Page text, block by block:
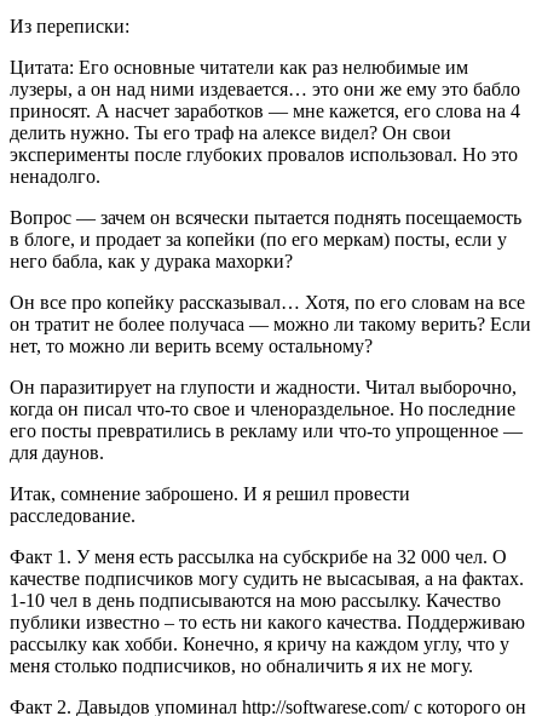
Из переписки:
Цитата: Его основные читатели как раз нелюбимые им
лузеры, а он над ними издевается… это они же ему это бабло
приносят. А насчет заработков — мне кажется, его слова на 4
делить нужно. Ты его траф на алексе видел? Он свои
эксперименты после глубоких провалов использовал. Но это
ненадолго.
Вопрос — зачем он всячески пытается поднять посещаемость
в блоге, и продает за копейки (по его меркам) посты, если у
него бабла, как у дурака махорки?
Он все про копейку рассказывал… Хотя, по его словам на все
он тратит не более получаса — можно ли такому верить? Если
нет, то можно ли верить всему остальному?
Он паразитирует на глупости и жадности. Читал выборочно,
когда он писал что-то свое и членораздельное. Но последние
его посты превратились в рекламу или что-то упрощенное —
для даунов.
Итак, сомнение заброшено. И я решил провести
расследование.
Факт 1. У меня есть рассылка на субскрибе на 32 000 чел. О
качестве подписчиков могу судить не высасывая, а на фактах.
1-10 чел в день подписываются на мою рассылку. Качество
публики известно – то есть ни какого качества. Поддерживаю
рассылку как хобби. Конечно, я кричу на каждом углу, что у
меня столько подписчиков, но обналичить я их не могу.
Факт 2. Давыдов упоминал http://softwarese.com/ с которого он